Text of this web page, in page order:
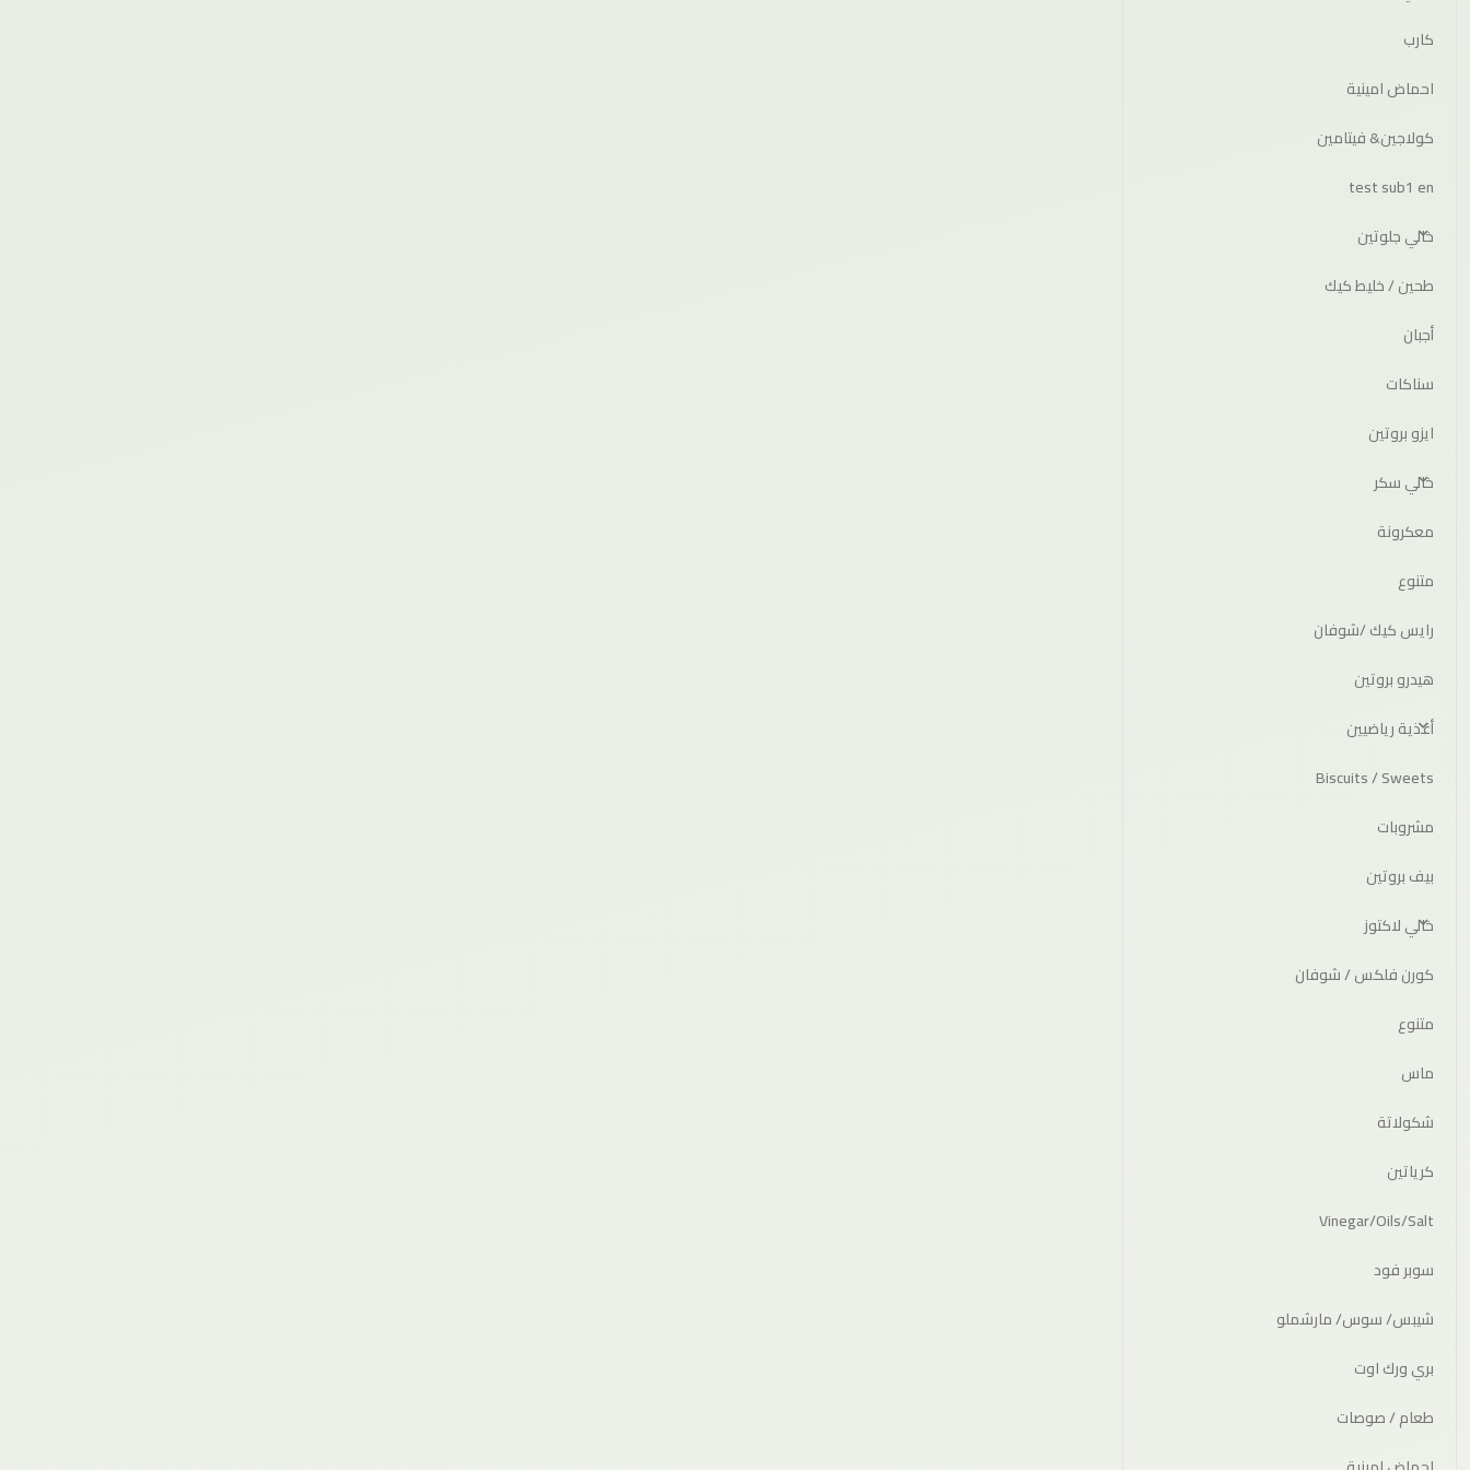
كارب
احماض امينية
كولاجين& فيتامين
test sub1 en
خالي جلوتين
طحين / خليط كيك
أجبان
سناكات
ايزو بروتين
خالي سكر
معكرونة
متنوع
رايس كيك /شوفان
هيدرو بروتين
أغذية رياضيين
Biscuits / Sweets
مشروبات
بيف بروتين
خالي لاكتوز
كورن فلكس / شوفان
متنوع
ماس
شكولاتة
كرياتين
Vinegar/Oils/Salt
سوبر فود
شيبس/ سوس/ مارشملو
بري ورك اوت
طعام / صوصات